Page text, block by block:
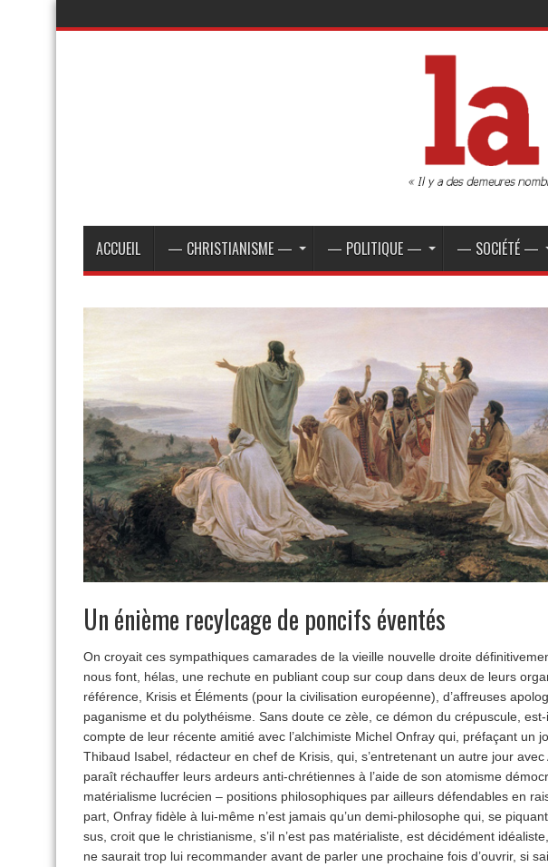
ACCUEIL — CHRISTIANISME — — POLITIQUE — — SOCIÉTÉ —
Un énième recylcage de poncifs éventés
On croyait ces sympathiques camarades de la vieille nouvelle droite
nous font, hélas, une rechute en publiant coup sur coup dans deux de leurs
référence, Krisis et Éléments (pour la civilisation européenne), d’affreuses
paganisme et du polythéisme. Sans doute ce zèle, ce démon du crépuscule,
compte de leur récente amitié avec l’alchimiste Michel Onfray qui, préfaçant un
Thibaud Isabel, rédacteur en chef de Krisis, qui, s’entretenant un autre jour avec
paraît réchauffer leurs ardeurs anti-chrétiennes à l’aide de son atomisme
matérialisme lucrécien – positions philosophiques par ailleurs défendables en
part, Onfray fidèle à lui-même n’est jamais qu’un demi-philosophe qui, se
sus, croit que le christianisme, s’il n’est pas matérialiste, est décidément
ne saurait trop lui recommander avant de parler une prochaine fois d’ouvrir, si